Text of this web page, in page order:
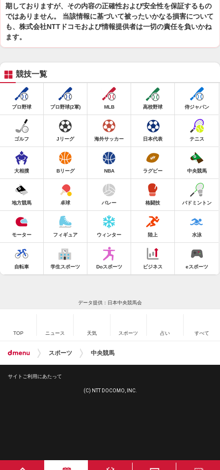
期しておりますが、その内容の正確性および安全性を保証するもの
ではありません。 当該情報に基づいて被ったいかなる損害について
も、株式会社NTTドコモおよび情報提供者は一切の責任を負いかね
ます。
競技一覧
プロ野球 プロ野球(2軍) MLB 高校野球 侍ジャパン
ゴルフ Jリーグ 海外サッカー 日本代表 テニス
大相撲 Bリーグ NBA ラグビー 中央競馬
地方競馬 卓球 バレー 格闘技 バドミントン
モーター フィギュア ウィンター 陸上 水泳
自転車 学生スポーツ Doスポーツ ビジネス eスポーツ
データ提供：日本中央競馬会
TOP ニュース 天気 スポーツ 占い すべて
スポーツ 中央競馬
サイトご利用にあたって
(C) NTT DOCOMO, INC.